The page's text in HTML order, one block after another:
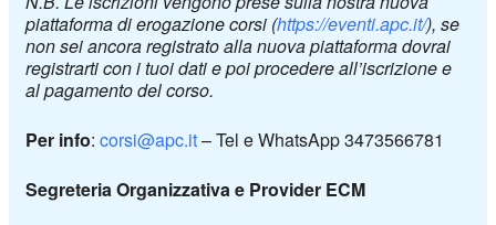
piattaforma di erogazione corsi (https://eventi.apc.it/), se
non sei ancora registrato alla nuova piattaforma dovrai
registrarti con i tuoi dati e poi procedere all’iscrizione e
al pagamento del corso.
Per info:corsi@apc.it– Tel e WhatsApp 3473566781
Segreteria Organizzativa e Provider ECM